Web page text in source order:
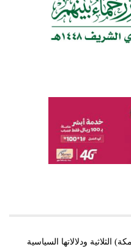
الثلاثية ودلالاتها السياسية